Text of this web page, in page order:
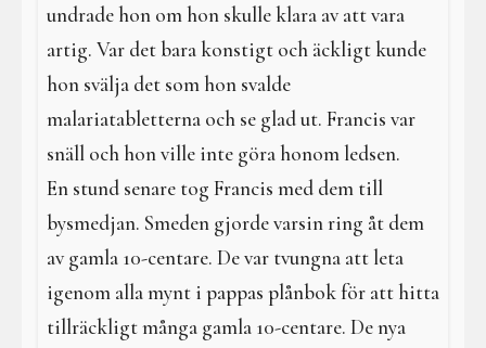
undrade hon om hon skulle klara av att vara
artig. Var det bara konstigt och äckligt kunde
hon svälja det som hon svalde
malariatabletterna och se glad ut. Francis var
snäll och hon ville inte göra honom ledsen.
En stund senare tog Francis med dem till
bysmedjan. Smeden gjorde varsin ring åt dem
av gamla 10-centare. De var tvungna att leta
igenom alla mynt i pappas plånbok för att hitta
tillräckligt många gamla 10-centare. De nya